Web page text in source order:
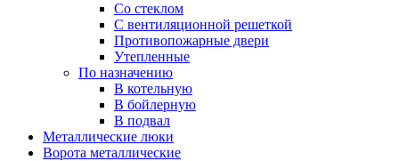
Со стеклом
С вентиляционной решеткой
Противопожарные двери
Утепленные
По назначению
В котельную
В бойлерную
В подвал
Металлические люки
Ворота металлические